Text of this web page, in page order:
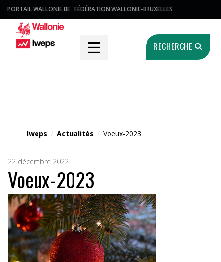
PORTAIL WALLONIE.BE FÉDÉRATION WALLONIE-BRUXELLES
☰ RECHERCHE
Iweps / Actualités / Voeux-2023
22 décembre 2022
Voeux-2023